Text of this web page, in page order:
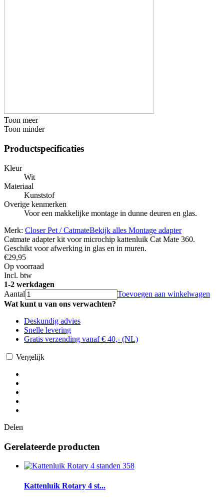
Toon meer
Toon minder
Productspecificaties
Kleur
Wit
Materiaal
Kunststof
Overige kenmerken
Voor een makkelijke montage in dunne deuren en glas.
Merk: Closer Pet / CatmateBekijk alles Montage adapter
Catmate adapter kit voor microchip kattenluik Cat Mate 360.
Geschikt voor afwerking in glas en in muren.
€29,95
Op voorraad
Incl. btw
1-2 werkdagen
Aantal
Toevoegen aan winkelwagen
Wat kunt u van ons verwachten?
Deskundig advies
Snelle levering
Gratis verzending vanaf € 40,- (NL)
Vergelijk
Delen
Gerelateerde producten
Kattenluik Rotary 4 st...